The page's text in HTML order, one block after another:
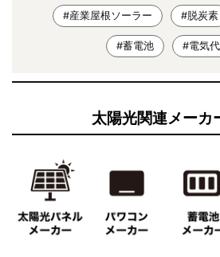
#産業屋根ソーラー #脱炭素
#蓄電池 #電気
太陽光関連メーカ